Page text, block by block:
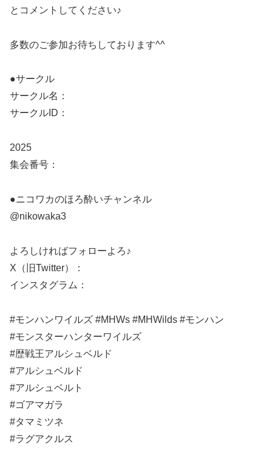
とコメントしてください♪
多数のご参加お待ちしております^^
●サークル
サークル名：
サークルID：
2025
集会番号：
●ニコワカのほろ酔いチャンネル
⁨@nikowaka3
よろしければフォローよろ♪
X（旧Twitter）：
インスタグラム：
#モンハンワイルズ #MHWs #MHWilds #モンハン
#モンスターハンターワイルズ
#歴戦王アルシュベルド
#アルシュベルド
#アルシュベルト
#ゴアマガラ
#タマミツネ
#ラグアクルス